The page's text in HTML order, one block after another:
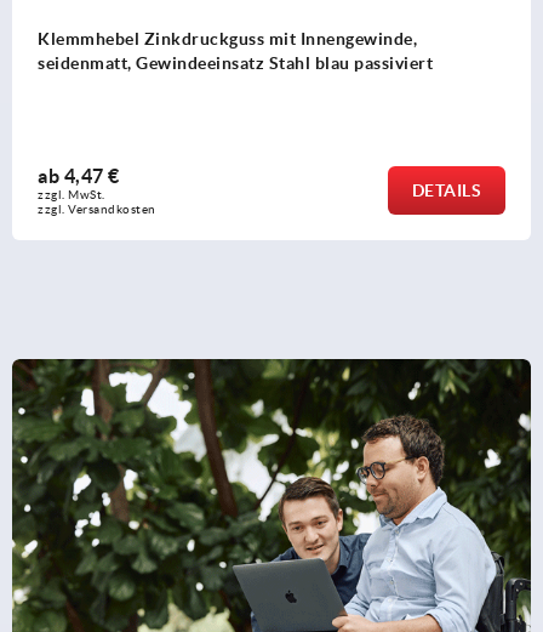
mit Innengewinde,
Stahl blau passiviert
Klemmhebel
aus Zink,
zzgl. MwSt.
zzgl. Versandkosten